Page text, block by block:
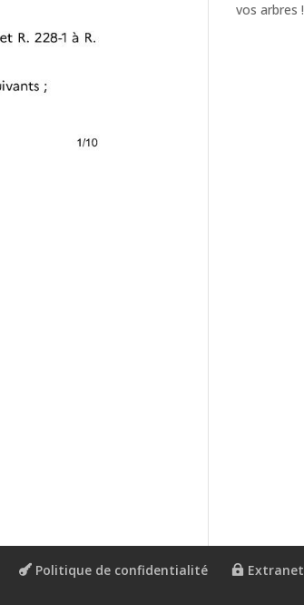
vos arbres !
Politique de confidentialité
Extranet